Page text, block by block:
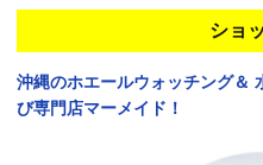
ショ
沖縄のホエールウォッチング＆
び専門店マーメイド！